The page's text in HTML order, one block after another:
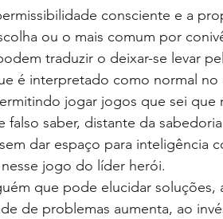
consciente e a
ou o mais comum por
traduzir o deixar-se levar
é interpretado como normal no
jogar jogos que sei que
falso saber, distante da
dar espaço para inteligência
jogo do líder herói.
que pode elucidar soluções,
de problemas aumenta, ao